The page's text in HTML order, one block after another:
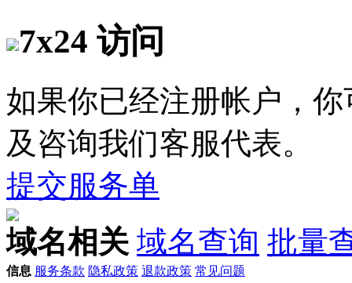
7x24 访问
如果你已经注册帐户，
及咨询我们客服代表。
提交服务单
域名相关 域名查询 批量
信息 服务条款 隐私政策 退款政策 常见问题